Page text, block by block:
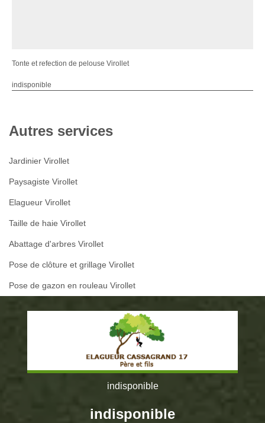
Tonte et refection de pelouse Virollet
indisponible
Autres services
Jardinier Virollet
Paysagiste Virollet
Elagueur Virollet
Taille de haie Virollet
Abattage d'arbres Virollet
Pose de clôture et grillage Virollet
Pose de gazon en rouleau Virollet
indisponible
indisponible